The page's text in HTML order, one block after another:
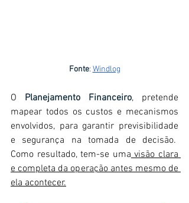
Fonte: Windlog
O Planejamento Financeiro, pretende
mapear todos os custos e mecanismos
envolvidos, para garantir previsibilidade
e segurança na tomada de decisão.
Como resultado, tem-se uma visão clara
e completa da operação antes mesmo de
ela acontecer.